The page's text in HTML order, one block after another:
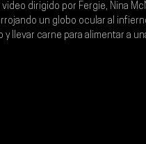
dirigido por Fergie, Nina
un globo ocular al
llevar carne para alimentar a